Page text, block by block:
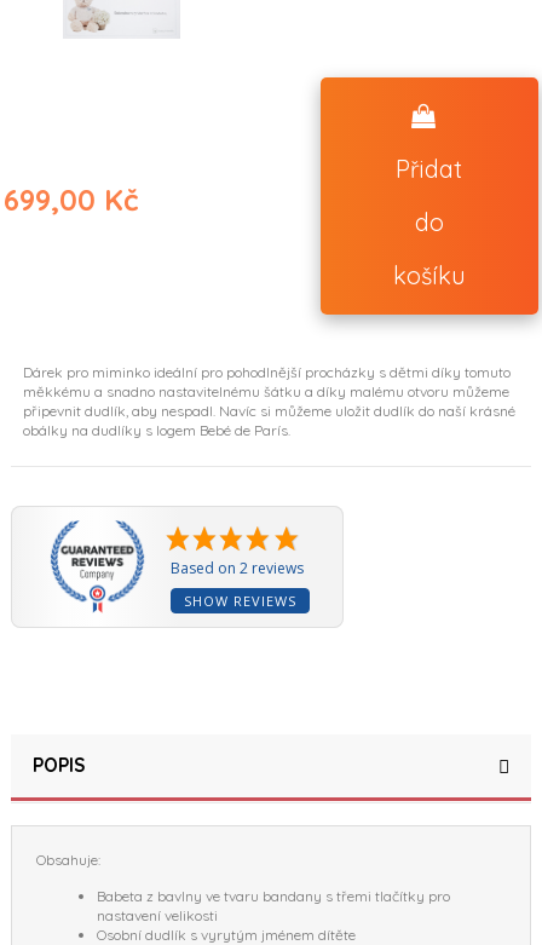
699,00 Kč
Přidat
do
košíku
Dárek pro miminko ideální pro pohodlnější procházky s dětmi díky tomuto
měkkému a snadno nastavitelnému šátku a díky malému otvoru můžeme
připevnit dudlík, aby nespadl. Navíc si můžeme uložit dudlík do naší krásné
obálky na dudlíky s logem Bebé de París.
Based on 2 reviews
SHOW REVIEWS
POPIS
Obsahuje:
Babeta z bavlny ve tvaru bandany s třemi tlačítky pro
nastavení velikosti
Osobní dudlík s vyrytým jménem dítěte